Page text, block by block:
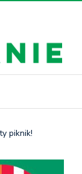
piknik!